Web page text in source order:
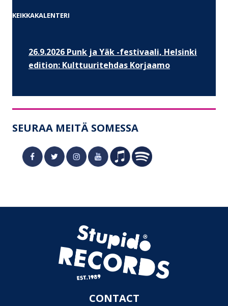
KEIKKAKALENTERI
26.9.2026 Punk ja Yäk -festivaali, Helsinki
edition: Kulttuuritehdas Korjaamo
SEURAA MEITÄ SOMESSA
CONTACT